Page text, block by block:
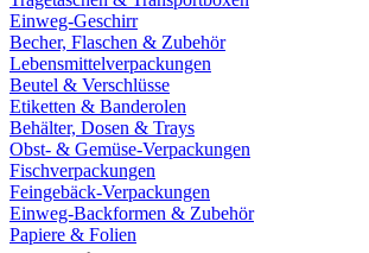
Einweg-Geschirr
Becher, Flaschen & Zubehör
Lebensmittelverpackungen
Beutel & Verschlüsse
Etiketten & Banderolen
Behälter, Dosen & Trays
Obst- & Gemüse-Verpackungen
Fischverpackungen
Feingebäck-Verpackungen
Einweg-Backformen & Zubehör
Papiere & Folien